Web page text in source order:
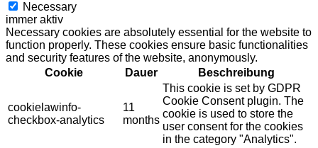
Necessary
immer aktiv
Necessary cookies are absolutely essential for the website to
function properly. These cookies ensure basic functionalities
and security features of the website, anonymously.
Cookie
Dauer Beschreibung
cookielawinfo-
checkbox-analytics
11
months
This cookie is set by GDPR
Cookie Consent plugin. The
cookie is used to store the
user consent for the cookies
in the category "Analytics".